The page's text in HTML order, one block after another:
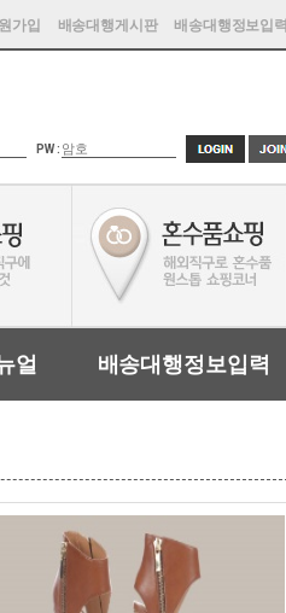
가입 배송대행게시판 배송대행정보입력
PW :
얼 배송대행정보입력